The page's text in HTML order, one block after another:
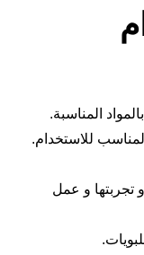
المناسبة.
للاستخدام.
و تجربتها و عمل